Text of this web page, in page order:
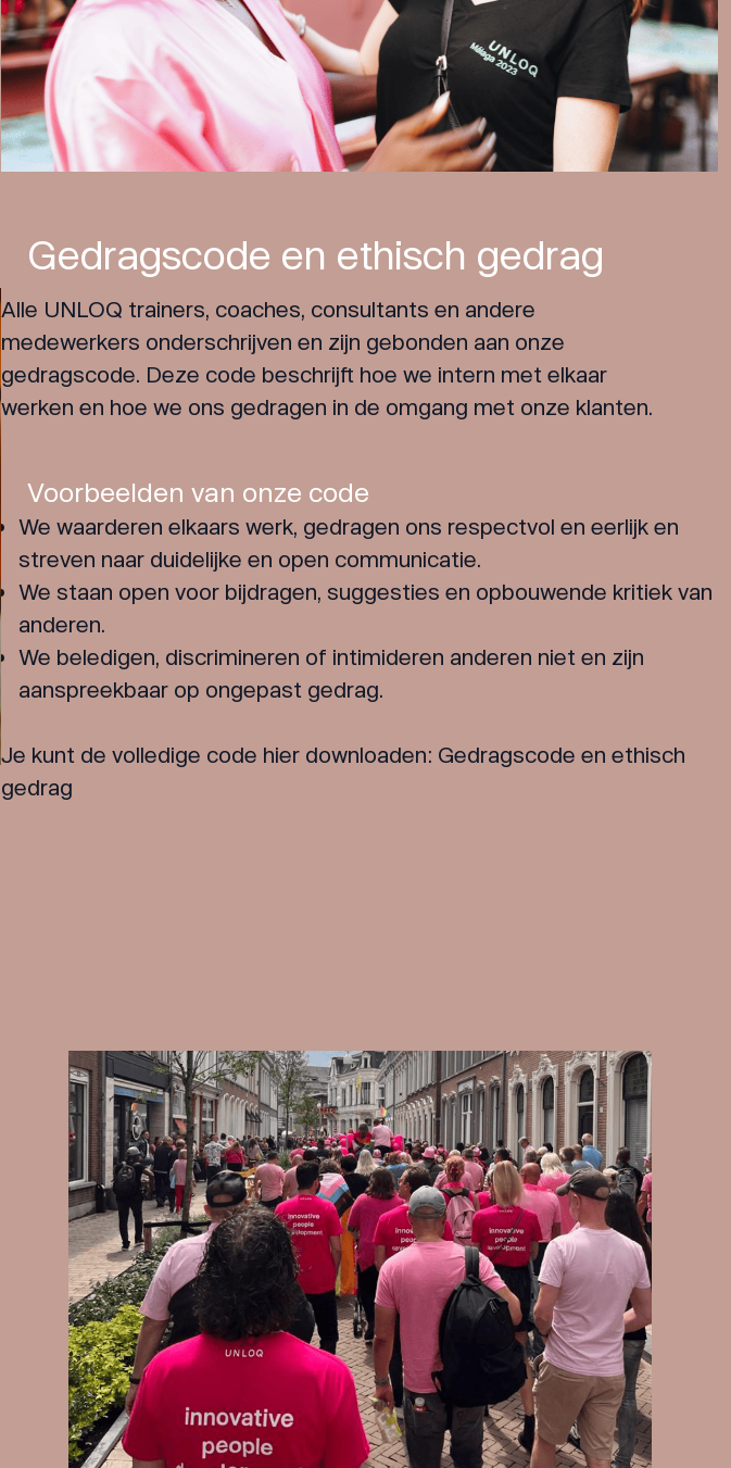
Gedragscode en ethisch gedrag
Alle UNLOQ trainers, coaches, consultants en andere
medewerkers onderschrijven en zijn gebonden aan onze
gedragscode. Deze code beschrijft hoe we intern met elkaar
werken en hoe we ons gedragen in de omgang met onze klanten.
Voorbeelden van onze code
We waarderen elkaars werk, gedragen ons respectvol en eerlijk en
streven naar duidelijke en open communicatie.
We staan open voor bijdragen, suggesties en opbouwende kritiek van
anderen.
We beledigen, discrimineren of intimideren anderen niet en zijn
aanspreekbaar op ongepast gedrag.
Je kunt de volledige code hier downloaden: Gedragscode en ethisch
gedrag